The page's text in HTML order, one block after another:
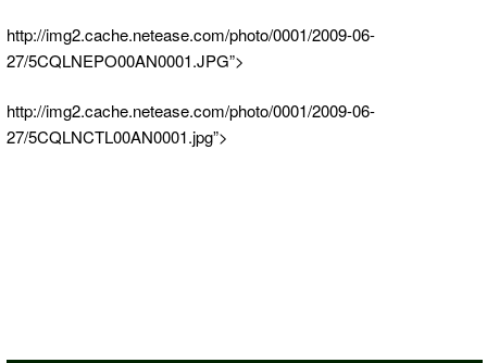
http://img2.cache.netease.com/photo/0001/2009-06-
27/5CQLNEPO00AN0001.JPG”>
http://img2.cache.netease.com/photo/0001/2009-06-
27/5CQLNCTL00AN0001.jpg”>